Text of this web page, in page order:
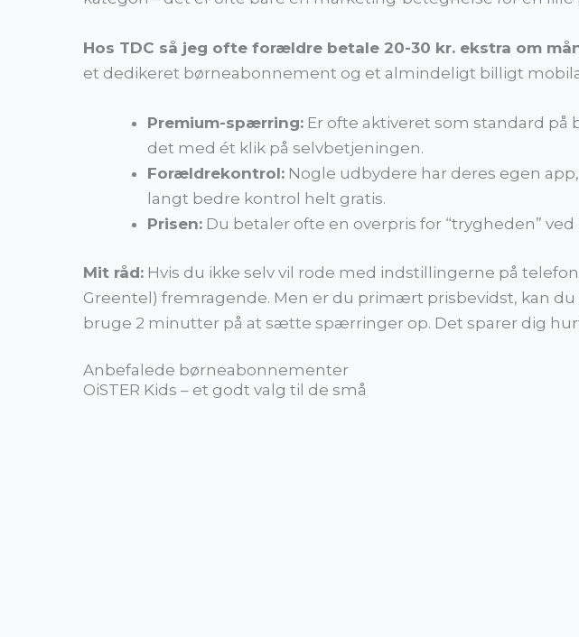
Hos TDC så jeg ofte forældre betale 20-30 kr. ekstra om
et dedikeret børneabonnement og et almindeligt billigt
Premium-spærring: Er ofte aktiveret som standard på
det med ét klik på selvbetjeningen.
Forældrekontrol: Nogle udbydere har deres egen
langt bedre kontrol helt gratis.
Prisen: Du betaler ofte en overpris for “trygheden”
Mit råd: Hvis du ikke selv vil rode med indstillingerne på
Greentel) fremragende. Men er du primært prisbevidst, kan
bruge 2 minutter på at sætte spærringer op. Det sparer dig
Anbefalede børneabonnementer
OiSTER Kids – et godt valg til de små